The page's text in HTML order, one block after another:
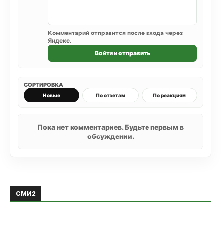
Комментарий отправится после входа через
Яндекс.
Войти и отправить
СОРТИРОВКА
Новые По ответам По реакциям
Пока нет комментариев. Будьте первым в
обсуждении.
СМИ2